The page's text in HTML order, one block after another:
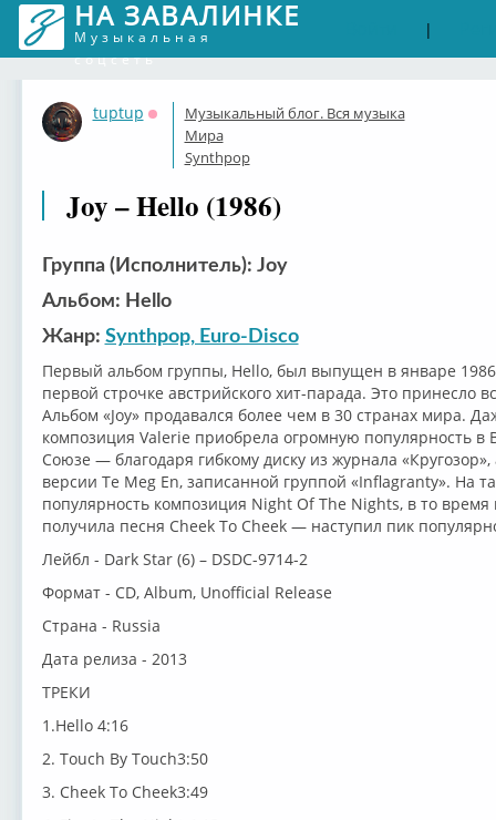
НА ЗАВАЛИНКЕ
Музыкальная
соцсеть
|
tuptup
Оффлайн
Музыкальный блог. Вся музыка
Мира
Synthpop
Joy ‎– Hello (1986)
Группа (Исполнитель): Joy
Альбом: Hello
Жанр: Synthpop, Euro-Disco
Первый альбом группы, Hello, был выпущен в январе
первой строчке австрийского хит-парада. Это принесло
Альбом «Joy» продавался более чем в 30 странах мира.
композиция Valerie приобрела огромную популярность в
Союзе — благодаря гибкому диску из журнала
версии Te Meg En, записанной группой «Inflagranty». На
популярность композиция Night Of The Nights, в то
получила песня Cheek To Cheek — наступил пик
Лейбл - Dark Star (6) – DSDC-9714-2
Формат - CD, Album, Unofficial Release
Страна - Russia
Дата релиза - 2013
ТРЕКИ
1.Hello 4:16
2. Touch By Touch3:50
3. Cheek To Cheek3:49